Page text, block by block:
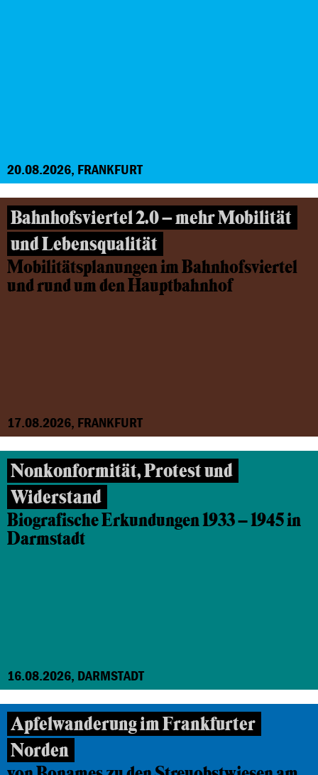
20.08.2026, FRANKFURT
Bahnhofsviertel 2.0 – mehr Mobilität
und Lebensqualität
Mobilitätsplanungen im Bahnhofsviertel
und rund um den Hauptbahnhof
17.08.2026, FRANKFURT
Nonkonformität, Protest und
Widerstand
Biografische Erkundungen 1933 – 1945 in
Darmstadt
16.08.2026, DARMSTADT
Apfelwanderung im Frankfurter
Norden